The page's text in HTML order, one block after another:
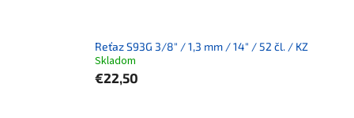
Reťaz S93G 3/8" / 1,3 mm / 14" / 52 čl. / KZ
Skladom
€22,50